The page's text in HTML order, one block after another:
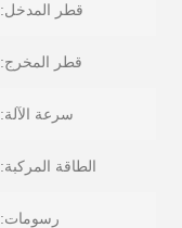
قطر المدخل:
قطر المخرج:
سرعة الآلة:
الطاقة المركبة:
رسومات: